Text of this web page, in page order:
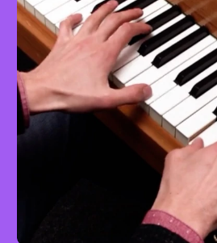
mit Jacob Fauser